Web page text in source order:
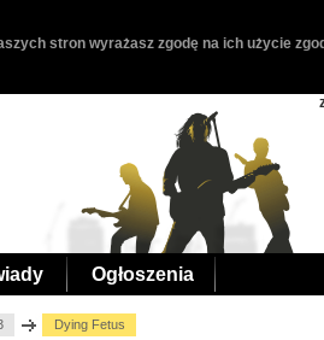
stron wyrażasz zgodę na ich użycie
Ogłoszenia
Dying Fetus